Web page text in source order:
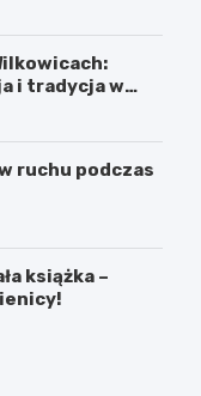
i tradycja w
ruchu podczas
książka –